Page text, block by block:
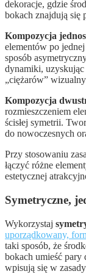
dekoracje, gdzie
bokach znajdują się
Kompozycja
elementów po
sposób
dynamiki, uzyskując
„ciężarów”
Kompozycja
rozmieszczeniem
ścisłej symetrii.
do nowoczesnych
Przy stosowaniu
łączyć różne
estetycznej
Symetryczne,
Wykorzystaj
uporządkowany,
taki sposób, że
bokach umieść pary
wpisują się w